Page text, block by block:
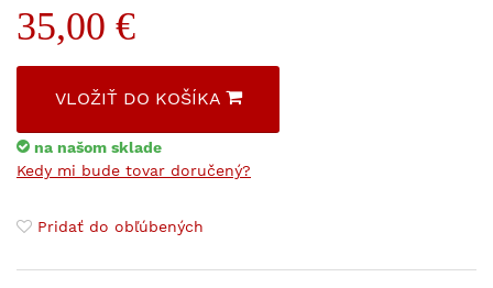
35,00 €
VLOŽIŤ DO KOŠÍKA
na našom sklade
Kedy mi bude tovar doručený?
Pridať do obľúbených